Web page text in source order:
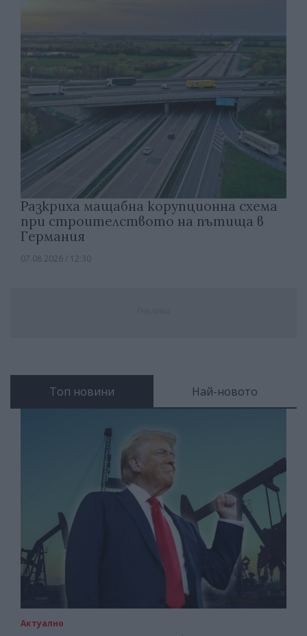
Разкриха мащабна корупционна схема
при строителството на пътища в
Германия
07.08.2026 / 12:30
Топ новини Най-новото
Актуално